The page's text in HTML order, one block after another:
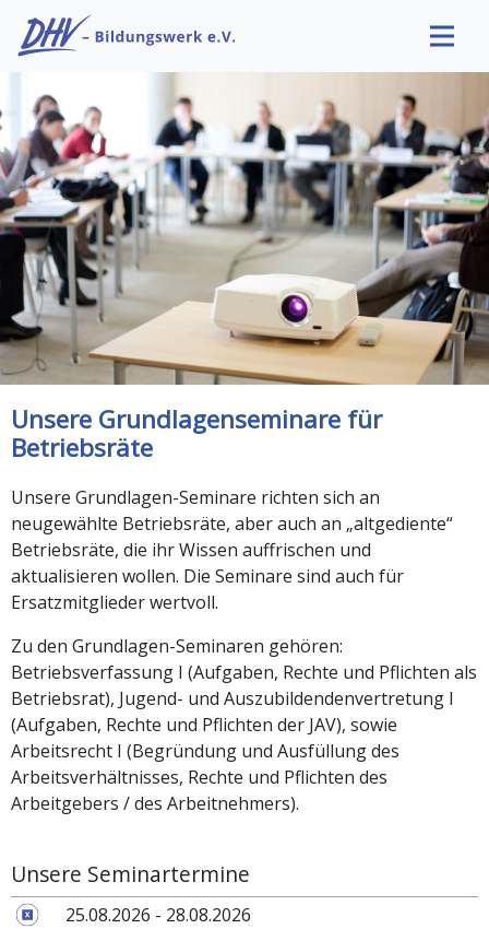
Unsere Grundlagenseminare für
Betriebsräte
Unsere Grundlagen-Seminare richten sich an
neugewählte Betriebsräte, aber auch an „altgediente“
Betriebsräte, die ihr Wissen auffrischen und
aktualisieren wollen. Die Seminare sind auch für
Ersatzmitglieder wertvoll.
Zu den Grundlagen-Seminaren gehören:
Betriebsverfassung I (Aufgaben, Rechte und Pflichten als
Betriebsrat), Jugend- und Auszubildendenvertretung I
(Aufgaben, Rechte und Pflichten der JAV), sowie
Arbeitsrecht I (Begründung und Ausfüllung des
Arbeitsverhältnisses, Rechte und Pflichten des
Arbeitgebers / des Arbeitnehmers).
Unsere Seminartermine
25.08.2026 - 28.08.2026